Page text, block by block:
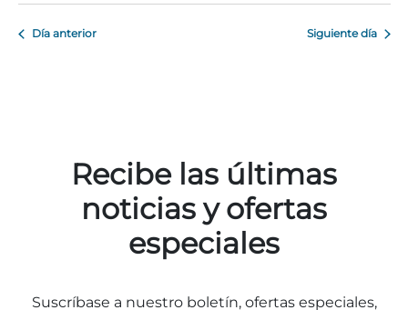
Adventure Outpost
Día anterior Siguiente día
Recibe las últimas
noticias y ofertas
especiales
Suscríbase a nuestro boletín, ofertas especiales,